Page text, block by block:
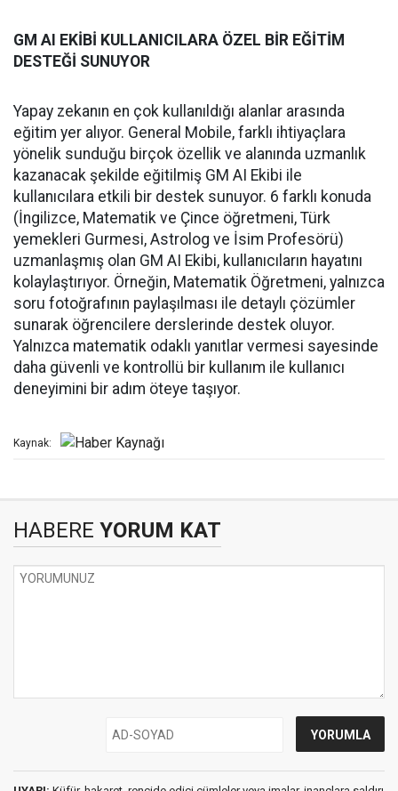
GM AI EKİBİ KULLANICILARA ÖZEL BİR EĞİTİM
DESTEĞİ SUNUYOR
Yapay zekanın en çok kullanıldığı alanlar arasında
eğitim yer alıyor. General Mobile, farklı ihtiyaçlara
yönelik sunduğu birçok özellik ve alanında uzmanlık
kazanacak şekilde eğitilmiş GM AI Ekibi ile
kullanıcılara etkili bir destek sunuyor. 6 farklı konuda
(İngilizce, Matematik ve Çince öğretmeni, Türk
yemekleri Gurmesi, Astrolog ve İsim Profesörü)
uzmanlaşmış olan GM AI Ekibi, kullanıcıların hayatını
kolaylaştırıyor. Örneğin, Matematik Öğretmeni, yalnızca
soru fotoğrafının paylaşılması ile detaylı çözümler
sunarak öğrencilere derslerinde destek oluyor.
Yalnızca matematik odaklı yanıtlar vermesi sayesinde
daha güvenli ve kontrollü bir kullanım ile kullanıcı
deneyimini bir adım öteye taşıyor.
Kaynak:
HABERE YORUM KAT